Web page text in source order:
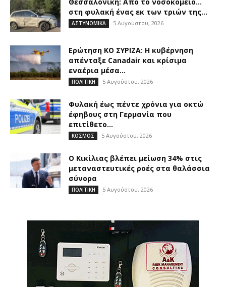
στη φυλακή ένας εκ των τριών της...
ΑΣΤΥΝΟΜΙΚΑ 5 Αυγούστου, 2026
Ερώτηση ΚΟ ΣΥΡΙΖΑ: Η κυβέρνηση
απένταξε Canadair και κρίσιμα
εναέρια μέσα...
ΠΟΛΙΤΙΚΗ 5 Αυγούστου, 2026
Φυλακή έως πέντε χρόνια για οκτώ
έφηβους στη Γερμανία που
επιτίθετο...
ΚΟΣΜΟΣ 5 Αυγούστου, 2026
O Κικίλιας βλέπει μείωση 34% στις
μεταναστευτικές ροές στα θαλάσσια
σύνορα
ΠΟΛΙΤΙΚΗ 5 Αυγούστου, 2026